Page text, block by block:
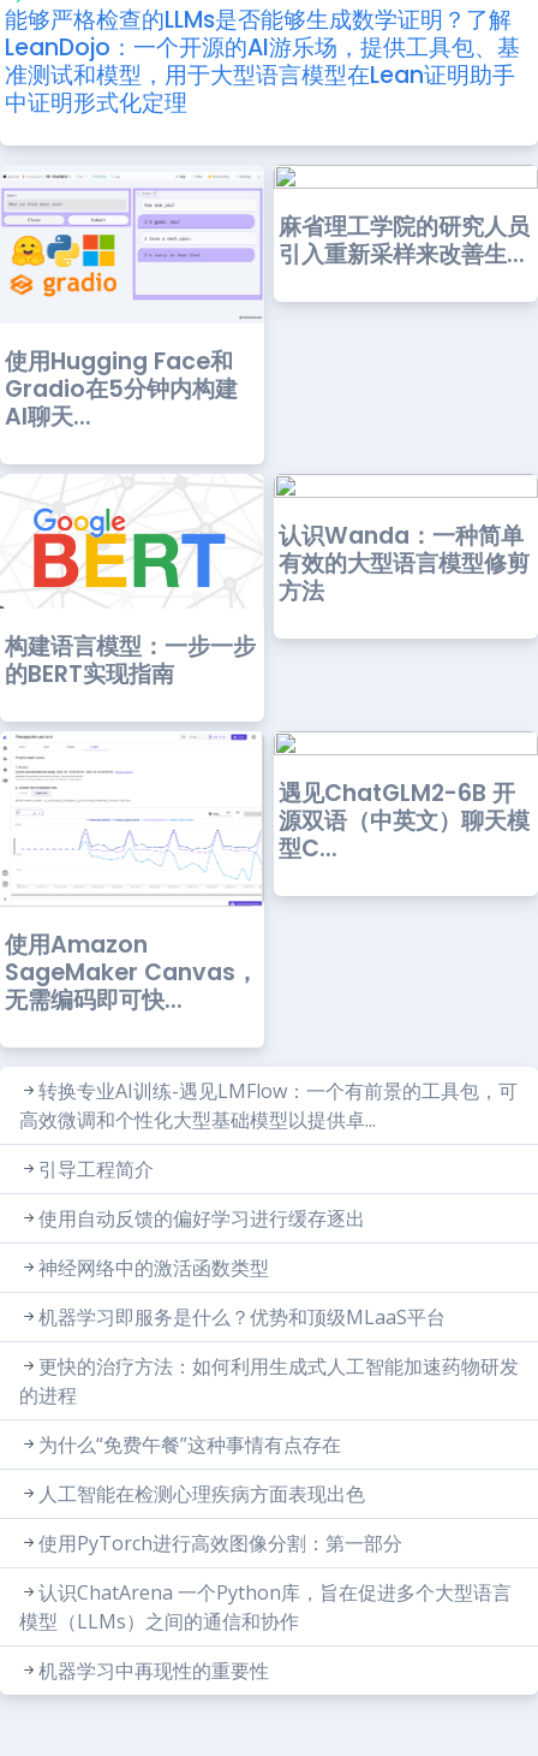
能够严格检查的LLMs是否能够生成数学证明？了解
LeanDojo：一个开源的AI游乐场，提供工具包、基
准测试和模型，用于大型语言模型在Lean证明助手
中证明形式化定理
使用Hugging Face和
Gradio在5分钟内构建
AI聊天...
麻省理工学院的研究人员
引入重新采样来改善生...
构建语言模型：一步一步
的BERT实现指南
认识Wanda：一种简单
有效的大型语言模型修剪
方法
使用Amazon
SageMaker Canvas，
无需编码即可快...
遇见ChatGLM2-6B 开
源双语（中英文）聊天模
型C...
转换专业AI训练-遇见LMFlow：一个有前景的工具包，可
高效微调和个性化大型基础模型以提供卓...
引导工程简介
使用自动反馈的偏好学习进行缓存逐出
神经网络中的激活函数类型
机器学习即服务是什么？优势和顶级MLaaS平台
更快的治疗方法：如何利用生成式人工智能加速药物研发
的进程
为什么“免费午餐”这种事情有点存在
人工智能在检测心理疾病方面表现出色
使用PyTorch进行高效图像分割：第一部分
认识ChatArena 一个Python库，旨在促进多个大型语言
模型（LLMs）之间的通信和协作
机器学习中再现性的重要性